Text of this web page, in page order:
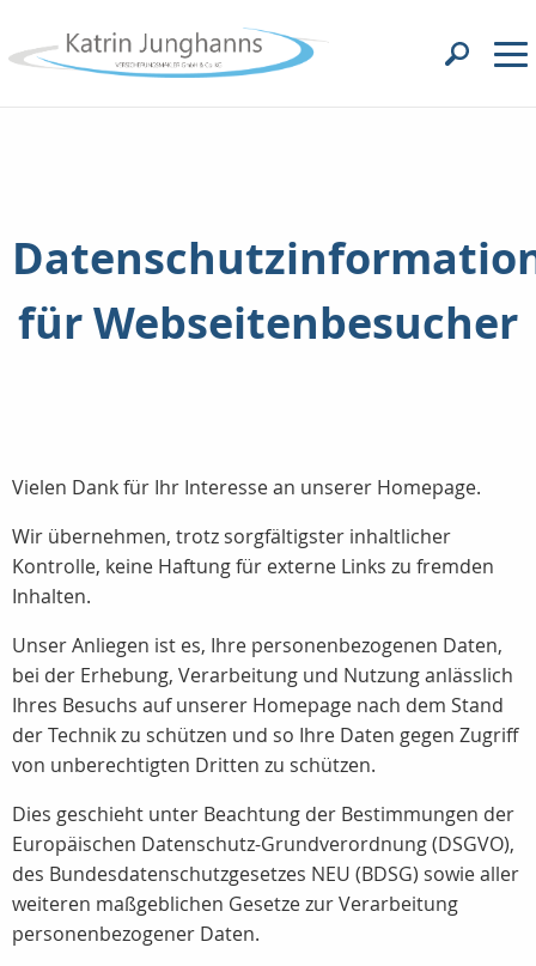
für Webseitenbesucher
Vielen Dank für Ihr Interesse an unserer Homepage.
Wir übernehmen, trotz sorgfältigster inhaltlicher
Kontrolle, keine Haftung für externe Links zu fremden
Inhalten.
Unser Anliegen ist es, Ihre personenbezogenen Daten,
bei der Erhebung, Verarbeitung und Nutzung anlässlich
Ihres Besuchs auf unserer Homepage nach dem Stand
der Technik zu schützen und so Ihre Daten gegen Zugriff
von unberechtigten Dritten zu schützen.
Dies geschieht unter Beachtung der Bestimmungen der
Europäischen Datenschutz-Grundverordnung (DSGVO),
des Bundesdatenschutzgesetzes NEU (BDSG) sowie aller
weiteren maßgeblichen Gesetze zur Verarbeitung
personenbezogener Daten.